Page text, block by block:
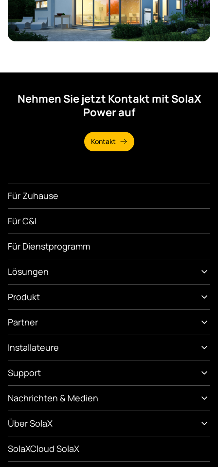
Nehmen Sie jetzt Kontakt mit SolaX
Power auf
Kontakt
Für Zuhause
Für C&I
Für Dienstprogramm
Lösungen
Produkt
Partner
Installateure
Support
Nachrichten & Medien
Über SolaX
SolaXCloud SolaX